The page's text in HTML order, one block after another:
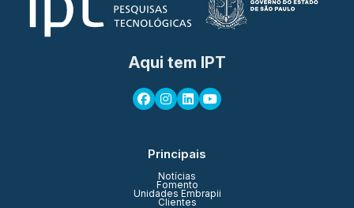
Aqui tem IPT
Principais
Notícias
Fomento
Unidades Embrapii
Clientes